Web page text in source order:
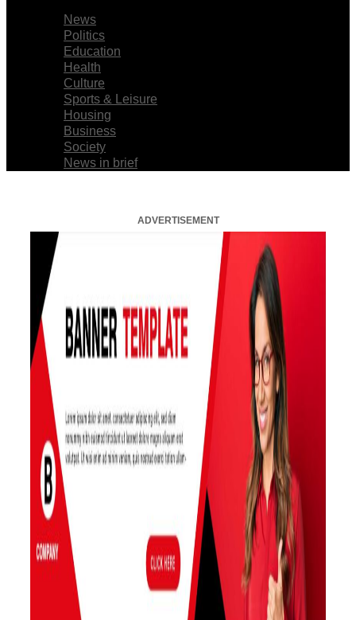
News
Politics
Education
Health
Culture
Sports & Leisure
Housing
Business
Society
News in brief
ADVERTISEMENT